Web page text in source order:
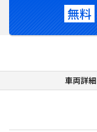
無料
車両詳細